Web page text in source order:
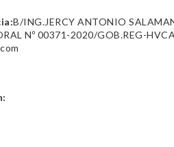
B/ING.JERCY ANTONIO
Nº 00371-2020/GOB.REG-